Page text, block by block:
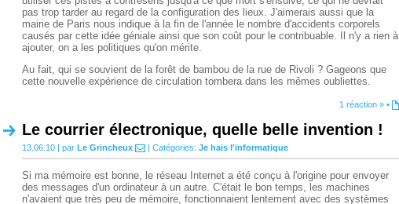
pas trop tarder au regard de la configuration des lieux. J'aimerais aussi que la
mairie de Paris nous indique à la fin de l'année le nombre d'accidents corporels
causés par cette idée géniale ainsi que son coût pour le contribuable. Il n'y a rien à
ajouter, on a les politiques qu'on mérite.
Au fait, qui se souvient de la forêt de bambou de la rue de Rivoli ? Gageons que
cette nouvelle expérience de circulation tombera dans les mêmes oubliettes.
1 réaction » •
Le courrier électronique, quelle belle invention !
13.06.10 | par Le Grincheux | Catégories: Je hais l'informatique
Si ma mémoire est bonne, le réseau Internet a été conçu à l'origine pour envoyer
des messages d'un ordinateur à un autre. C'était le bon temps, les machines
n'avaient que très peu de mémoire, fonctionnaient lentement avec des systèmes